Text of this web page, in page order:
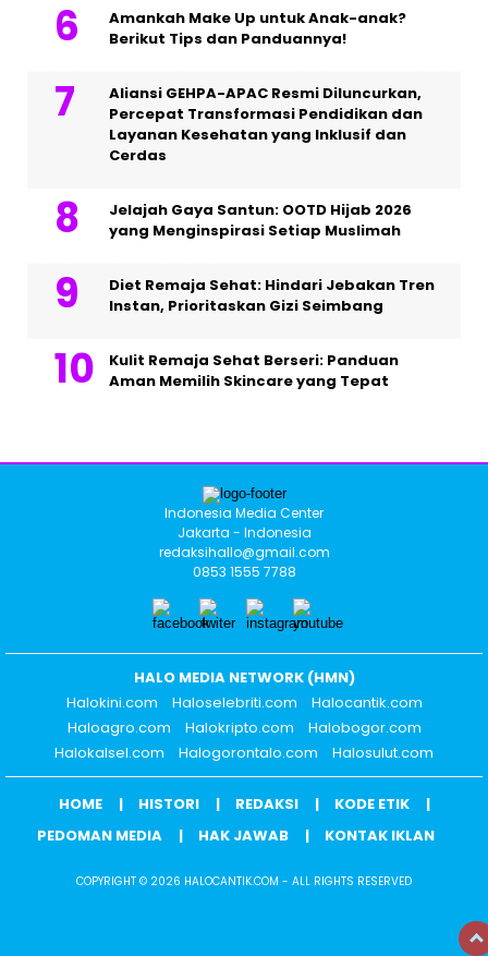
Amankah Make Up untuk Anak-anak?
Berikut Tips dan Panduannya!
Aliansi GEHPA-APAC Resmi Diluncurkan,
Percepat Transformasi Pendidikan dan
Layanan Kesehatan yang Inklusif dan
Cerdas
Jelajah Gaya Santun: OOTD Hijab 2026
yang Menginspirasi Setiap Muslimah
Diet Remaja Sehat: Hindari Jebakan Tren
Instan, Prioritaskan Gizi Seimbang
Kulit Remaja Sehat Berseri: Panduan
Aman Memilih Skincare yang Tepat
Indonesia Media Center
Jakarta - Indonesia
redaksihallo@gmail.com
0853 1555 7788
HALO MEDIA NETWORK (HMN)
Halokini.com
Haloselebriti.com
Halocantik.com
Haloagro.com
Halokripto.com
Halobogor.com
Halokalsel.com
Halogorontalo.com Halosulut.com
HOME HISTORI REDAKSI
KODE ETIK
PEDOMAN MEDIA
HAK JAWAB KONTAK IKLAN
COPYRIGHT © 2026 HALOCANTIK.COM - ALL RIGHTS RESERVED